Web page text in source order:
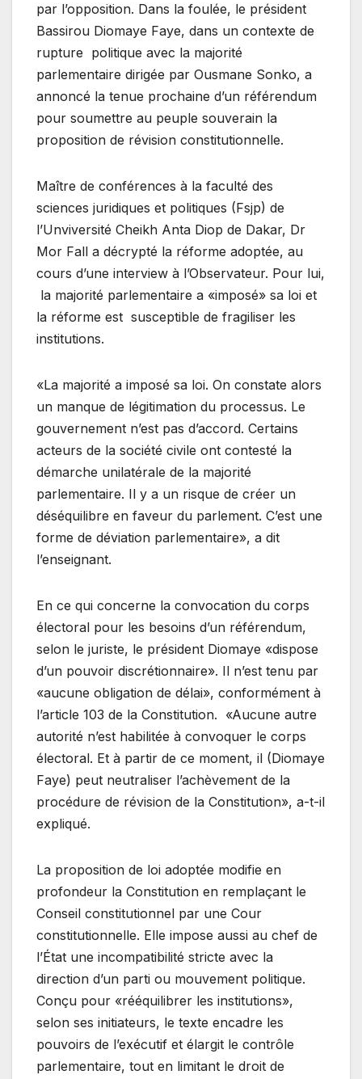
par l’opposition. Dans la foulée, le président
Bassirou Diomaye Faye, dans un contexte de
rupture politique avec la majorité
parlementaire dirigée par Ousmane Sonko, a
annoncé la tenue prochaine d’un référendum
pour soumettre au peuple souverain la
proposition de révision constitutionnelle.
Maître de conférences à la faculté des
sciences juridiques et politiques (Fsjp) de
l’Unviversité Cheikh Anta Diop de Dakar, Dr
Mor Fall a décrypté la réforme adoptée, au
cours d’une interview à l’Observateur. Pour lui,
la majorité parlementaire a «imposé» sa loi et
la réforme est susceptible de fragiliser les
institutions.
«La majorité a imposé sa loi. On constate alors
un manque de légitimation du processus. Le
gouvernement n’est pas d’accord. Certains
acteurs de la société civile ont contesté la
démarche unilatérale de la majorité
parlementaire. Il y a un risque de créer un
déséquilibre en faveur du parlement. C’est une
forme de déviation parlementaire», a dit
l’enseignant.
En ce qui concerne la convocation du corps
électoral pour les besoins d’un référendum,
selon le juriste, le président Diomaye «dispose
d’un pouvoir discrétionnaire». Il n’est tenu par
«aucune obligation de délai», conformément à
l’article 103 de la Constitution. «Aucune autre
autorité n’est habilitée à convoquer le corps
électoral. Et à partir de ce moment, il (Diomaye
Faye) peut neutraliser l’achèvement de la
procédure de révision de la Constitution», a-t-il
expliqué.
La proposition de loi adoptée modifie en
profondeur la Constitution en remplaçant le
Conseil constitutionnel par une Cour
constitutionnelle. Elle impose aussi au chef de
l’État une incompatibilité stricte avec la
direction d’un parti ou mouvement politique.
Conçu pour «rééquilibrer les institutions»,
selon ses initiateurs, le texte encadre les
pouvoirs de l’exécutif et élargit le contrôle
parlementaire, tout en limitant le droit de